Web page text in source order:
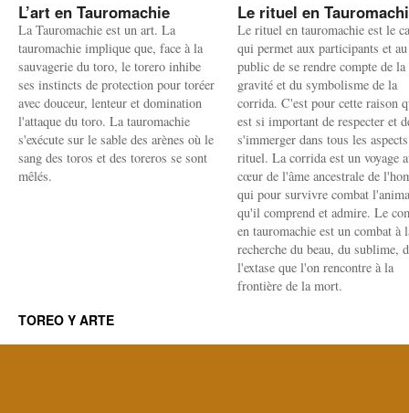
L’art en Tauromachie
La Tauromachie est un art. La
tauromachie implique que, face à la
sauvagerie du toro, le torero inhibe
ses instincts de protection pour toréer
avec douceur, lenteur et domination
l'attaque du toro. La tauromachie
s'exécute sur le sable des arènes où le
sang des toros et des toreros se sont
mêlés.
Le rituel en
Le rituel en tauromachie est le
qui permet aux participants et au
public de se rendre compte de la
gravité et du symbolisme de la
corrida. C'est pour cette raison
est si important de respecter et
s'immerger dans tous les
rituel. La corrida est un voyage
cœur de l'âme ancestrale de
qui pour survivre combat
qu'il comprend et admire. Le
en tauromachie est un combat à
recherche du beau, du sublime,
l'extase que l'on rencontre à la
frontière de la mort.
TOREO Y ARTE